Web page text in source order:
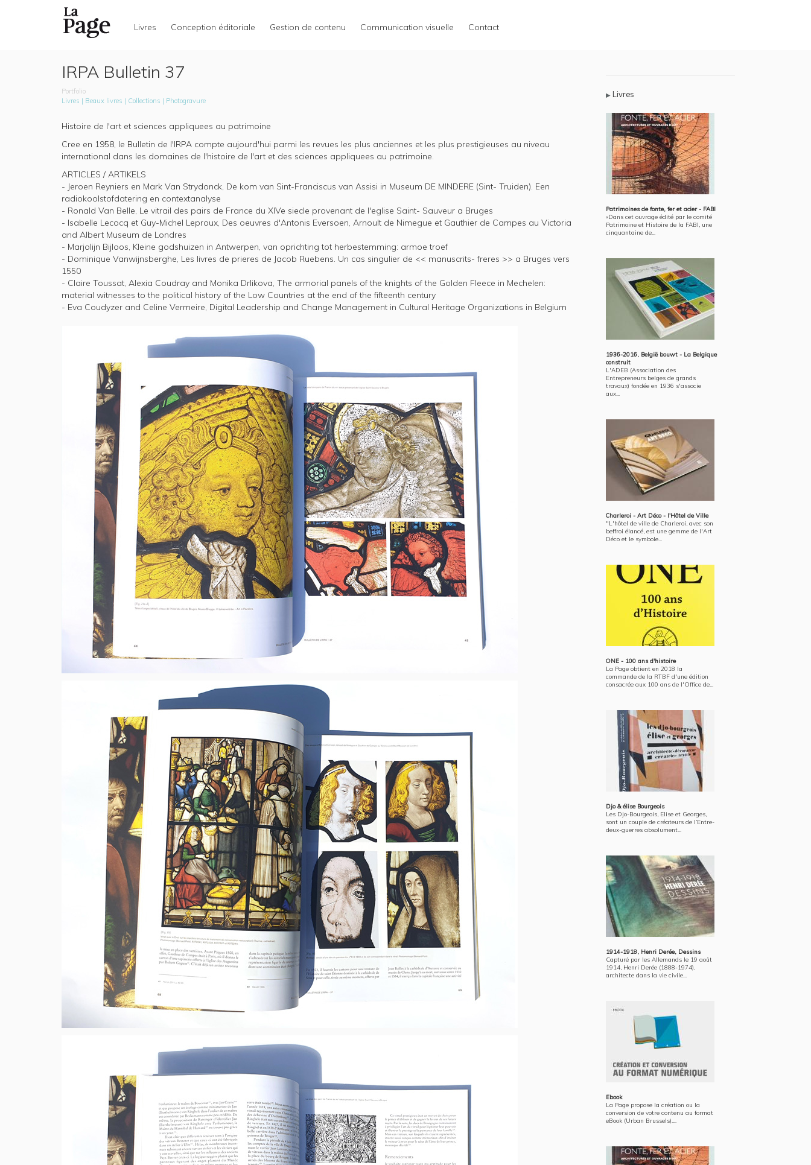
Livres Conception éditoriale Gestion de contenu Communication visuelle Contact
IRPA Bulletin 37
Portfolio
Livres
Beaux livres Collections Photogravure
Histoire de l'art et sciences appliquees au patrimoine
Cree en 1958, le Bulletin de l'IRPA compte aujourd'hui parmi les revues les plus anciennes et les plus prestigieuses au niveau
international dans les domaines de l'histoire de l'art et des sciences appliquees au patrimoine.
ARTICLES / ARTIKELS
- Jeroen Reyniers en Mark Van Strydonck, De kom van Sint-Franciscus van Assisi in Museum DE MINDERE (Sint- Truiden). Een
radiokoolstofdatering en contextanalyse
- Ronald Van Belle, Le vitrail des pairs de France du XIVe siecle provenant de l'eglise Saint- Sauveur a Bruges
- Isabelle Lecocq et Guy-Michel Leproux, Des oeuvres d'Antonis Eversoen, Arnoult de Nimegue et Gauthier de Campes au Victoria
and Albert Museum de Londres
- Marjolijn Bijloos, Kleine godshuizen in Antwerpen, van oprichting tot herbestemming: armoe troef
- Dominique Vanwijnsberghe, Les livres de prieres de Jacob Ruebens. Un cas singulier de << manuscrits- freres >> a Bruges vers
1550
- Claire Toussat, Alexia Coudray and Monika Drlikova, The armorial panels of the knights of the Golden Fleece in Mechelen:
material witnesses to the political history of the Low Countries at the end of the fifteenth century
- Eva Coudyzer and Celine Vermeire, Digital Leadership and Change Management in Cultural Heritage Organizations in Belgium
Livres
Patrimoines de fonte, fer et acier - FABI
«Dans cet ouvrage édité par le comité
Patrimoine et Histoire de la FABI, une
cinquantaine de...
1936-2016, België bouwt - La Belgique
construit
L'ADEB (Association des
Entrepreneurs belges de grands
travaux) fondée en 1936 s'associe
aux...
Charleroi - Art Déco - l'Hôtel de Ville
"L'hôtel de ville de Charleroi, avec son
beffroi élancé, est une gemme de l'Art
Déco et le symbole...
ONE - 100 ans d'histoire
La Page obtient en 2018 la
commande de la RTBF d'une édition
consacrée aux 100 ans de l'Office de...
Djo & élise Bourgeois
Les Djo-Bourgeois, Elise et Georges,
sont un couple de créateurs de l’Entre-
deux-guerres absolument...
1914-1918, Henri Derée, Dessins
Capturé par les Allemands le 19 août
1914, Henri Derée (1888-1974),
architecte dans la vie civile...
Ebook
La Page propose la création ou la
conversion de votre contenu au format
eBook (Urban Brussels)....